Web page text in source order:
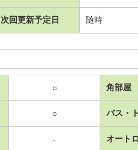
次回更新予定日 随時
○ 角部屋
○ バス・
- オート